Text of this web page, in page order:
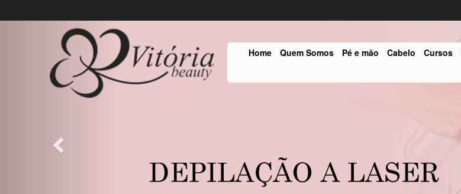
Home Quem Somos Pé e mão Cabelo Cursos